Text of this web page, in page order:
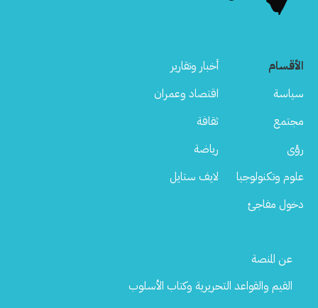
الأقسام
أخبار وتقارير
سياسة
اقتصاد وعمران
مجتمع
ثقافة
رؤى
رياضة
علوم وتكنولوجيا
لايف ستايل
دخول مفاجئ
Footer
عن المنصة
القيم والقواعد التحريرية وكتاب الأسلوب